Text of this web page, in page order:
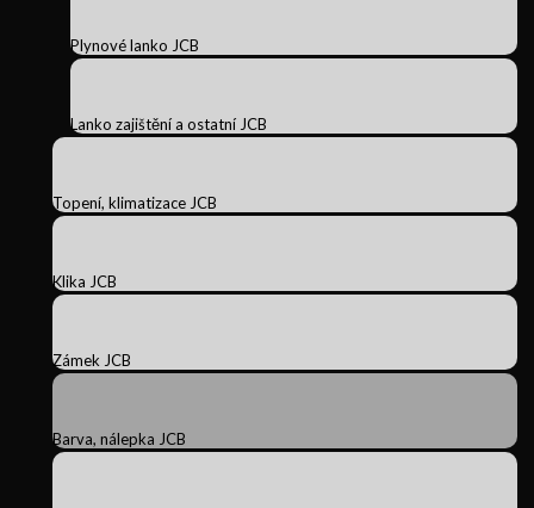
Plynové lanko JCB
Lanko zajištění a ostatní JCB
Topení, klimatizace JCB
Klika JCB
Zámek JCB
Barva, nálepka JCB